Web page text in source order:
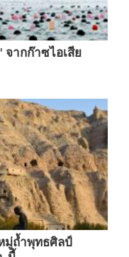
ากก๊าซไอเสีย
มู่ถ้ำพุทธศิลป์